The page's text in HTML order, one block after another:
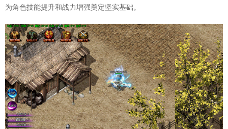
为角色技能提升和战力增强奠定坚实基础。